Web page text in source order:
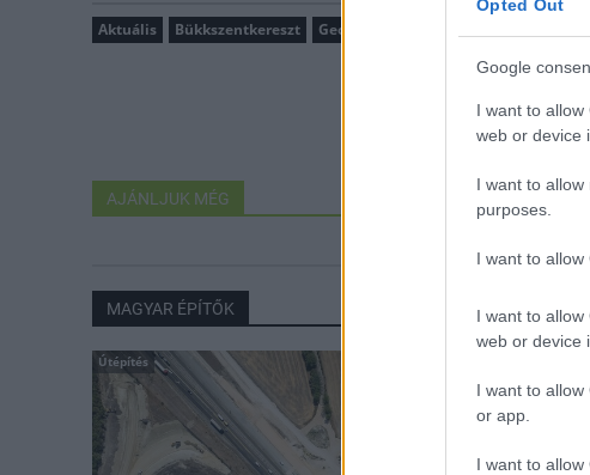
Opted Out
Google
I want to
web or device
I want to
purposes.
I want to allow
I want to
web or device
I want to
or app.
I want to allow
Aktuális Bükkszentkereszt Geopark panzió
AJÁNLJUK MÉG
MAGYAR ÉPÍTŐK
Útépítés